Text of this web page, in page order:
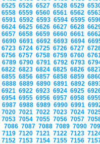
6525 6526 6527 6528 6529
6558 6559 6560 6561 6562
6591 6592 6593 6594 6595
6624 6625 6626 6627 6628
6657 6658 6659 6660 6661
6690 6691 6692 6693 6694
6723 6724 6725 6726 6727
6756 6757 6758 6759 6760
6789 6790 6791 6792 6793
6822 6823 6824 6825 6826
6855 6856 6857 6858 6859
6888 6889 6890 6891 6892
6921 6922 6923 6924 6925
6954 6955 6956 6957 6958
6987 6988 6989 6990 6991
7020 7021 7022 7023 7024
7053 7054 7055 7056 7057
7086 7087 7088 7089 7090
7119 7120 7121 7122 7123
7152 7153 7154 7155 7156